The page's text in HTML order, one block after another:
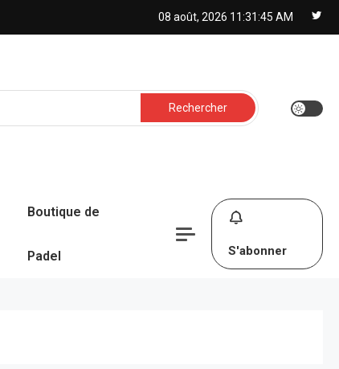
08 août, 2026 11:31:46 AM
Rechercher :
Boutique de
Padel S'abonner